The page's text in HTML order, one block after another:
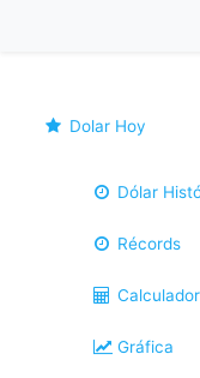
Dolar Hoy
Dólar
Récords
Gráfica